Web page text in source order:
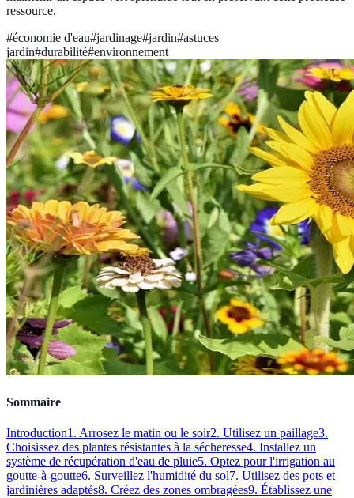
ressource.
#économie d'eau#jardinage#jardin#astuces
jardin#durabilité#environnement
Sommaire
Introduction1. Arrosez le matin ou le soir2. Utilisez un paillage3.
Choisissez des plantes résistantes à la sécheresse4. Installez un
système de récupération d'eau de pluie5. Optez pour l'irrigation au
goutte-à-goutte6. Surveillez l'humidité du sol7. Utilisez des pots et
jardinières adaptés8. Créez des zones ombragées9. Établissez une